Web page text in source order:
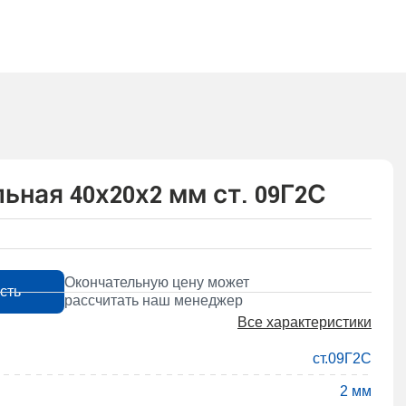
40х20х2 мм ст. 09Г2С
Окончательную цену может
рассчитать наш менеджер
ст.09Г2С
2 мм
Все характеристики